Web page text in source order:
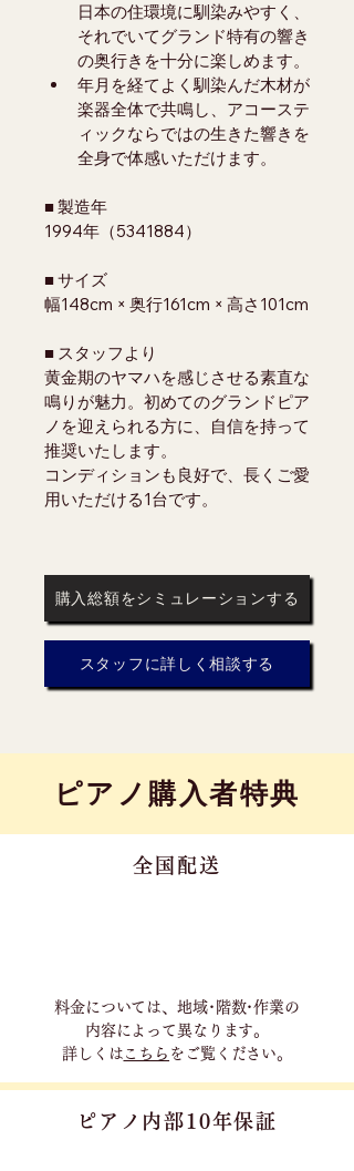
日本の住環境に馴染みやすく、
それでいてグランド特有の響き
の奥行きを十分に楽しめます。
年月を経てよく馴染んだ木材が
楽器全体で共鳴し、アコーステ
ィックならではの生きた響きを
全身で体感いただけます。
■ 製造年
1994年（5341884）
■ サイズ
幅148cm × 奥行161cm × 高さ101cm
■ スタッフより
黄金期のヤマハを感じさせる素直な
鳴りが魅力。初めてのグランドピア
ノを迎えられる方に、自信を持って
推奨いたします。
コンディションも良好で、長くご愛
用いただける1台です。
購入総額をシミュレーションする
スタッフに詳しく相談する
​ピアノ購入者特典
全国配送
料金については、地域･階数･作業の
内容に よって異なります。
詳しくは こちら をご覧ください。
ピアノ内部10年保証